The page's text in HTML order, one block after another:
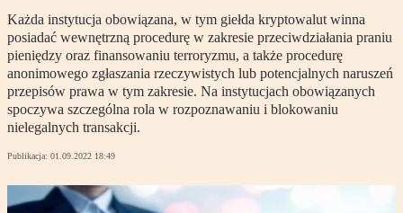
Każda instytucja obowiązana, w tym giełda kryptowalut winna
posiadać wewnętrzną procedurę w zakresie przeciwdziałania praniu
pieniędzy oraz finansowaniu terroryzmu, a także procedurę
anonimowego zgłaszania rzeczywistych lub potencjalnych naruszeń
przepisów prawa w tym zakresie. Na instytucjach obowiązanych
spoczywa szczególna rola w rozpoznawaniu i blokowaniu
nielegalnych transakcji.
Publikacja: 01.09.2022 18:49